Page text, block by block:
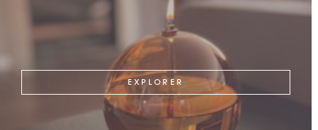
EXPLORER